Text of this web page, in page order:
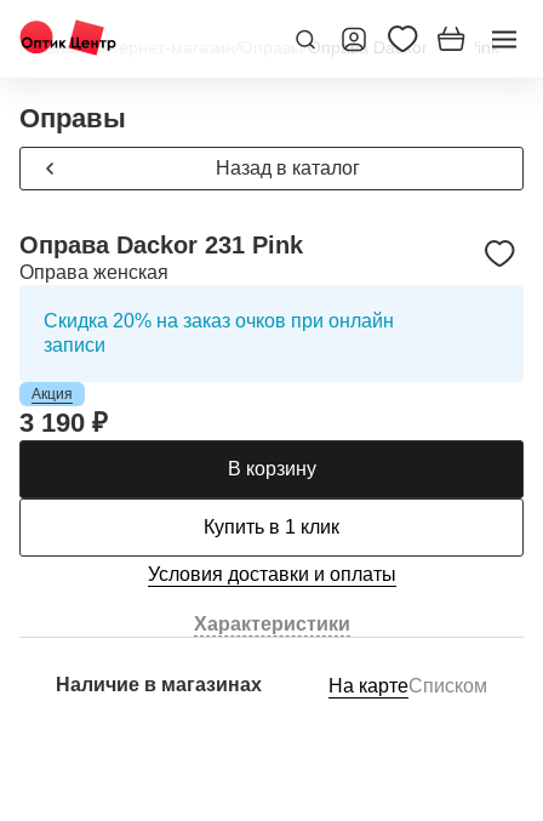
Главная/Интернет-магазин Оправы/Оправа Dackor 231 Pink
Оправы
Назад в каталог
Оправа Dackor 231 Pink
Оправа женская
Скидка 20% на заказ очков при онлайн
записи
Акция
3 190 ₽
В корзину
Купить в 1 клик
Условия доставки и оплаты
Характеристики
Наличие в магазинах На картеСписком